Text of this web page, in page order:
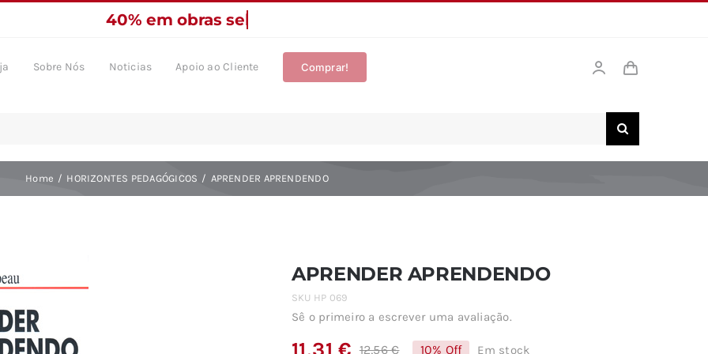
Sobre Nós Noticias Apoio ao Cliente Comprar!
Home HORIZONTES PEDAGÓGICOS APRENDER APRENDENDO
APRENDER APRENDENDO
SKU HP 069
Sê o primeiro a escrever uma avaliação.
12,56€ 10% Off Em stock